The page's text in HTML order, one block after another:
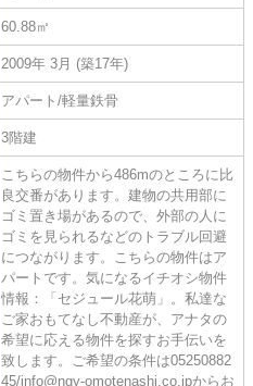
60.88㎡
2009年 3月 (築17年)
アパート/軽量鉄骨
3階建
こちらの物件から486mのところに比
良交番があります。建物の共用部に
ゴミ置き場があるので、外部の人に
ゴミを見られるなどのトラブル回避
につながります。こちらの物件はア
パートです。気になるイチオシ物件
情報：「セジュール花萌」。私達な
ご家おもてなし不動産が、アナタの
希望に応える物件を探すお手伝いを
致します。ご希望の条件は05250882
45/info@ngy-omotenashi.co.jpからお